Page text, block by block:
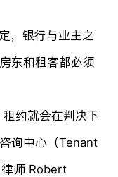
，银行与业主之
东和租客都必须
约就会在判决下
询中心（Tenant
师 Robert